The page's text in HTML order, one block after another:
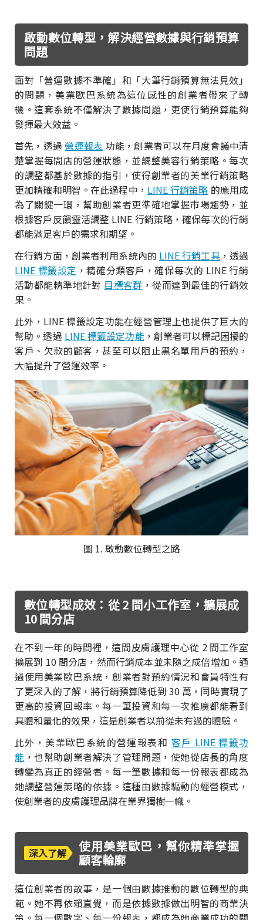
啟動數位轉型，解決經營數據與行銷預算
問題
面對「營運數據不準確」和「大筆行銷預算無法見效」
的問題，美業歐巴系統為這位感性的創業者帶來了轉
機。這套系統不僅解決了數據問題，更使行銷預算能夠
發揮最大效益。
首先，透過營運報表 功能，創業者可以在月度會議中清
楚掌握每間店的營運狀態，並調整美容行銷策略。每次
的調整都基於數據的指引，使得創業者的美業行銷策略
更加精確和明智。在此過程中， LINE 行銷策略 的應用成
為了關鍵一環，幫助創業者更準確地掌握市場趨勢，並
根據客戶反饋靈活調整 LINE 行銷策略，確保每次的行銷
都能滿足客戶的需求和期望。
在行銷方面，創業者利用系統內的 LINE 行銷工具，透過
LINE 標籤設定 ，精確分類客戶，確保每次的 LINE 行銷
活動都能精準地針對 目標客群 ，從而達到最佳的行銷效
果。
此外，LINE 標籤設定功能在經營管理上也提供了巨大的
幫助。透過 LINE 標籤設定功能，創業者可以標記困擾的
客戶、欠款的顧客，甚至可以阻止黑名單用戶的預約，
大幅提升了營運效率。
圖 1. 啟動數位轉型之路
數位轉型成效：從 2 間小工作室，擴展成
10 間分店
在不到一年的時間裡，這間皮膚護理中心從 2 間工作室
擴展到 10 間分店，然而行銷成本並未隨之成倍增加。通
過使用美業歐巴系統，創業者對預約情況和會員特性有
了更深入的了解，將行銷預算降低到 30 萬，同時實現了
更高的投資回報率。每一筆投資和每一次推廣都能看到
具體和量化的效果，這是創業者以前從未有過的體驗。
此外，美業歐巴系統的營運報表和 客戶 LINE 標籤功
能 ，也幫助創業者解決了管理問題，使她從店長的角度
轉變為真正的經營者。每一筆數據和每一份報表都成為
她調整營運策略的依據。這種由數據驅動的經營模式，
使創業者的皮膚護理品牌在業界獨樹一幟。
深入了解
使用美業歐巴，幫你精準掌握
顧客輪廓
這位創業者的故事，是一個由數據推動的數位轉型的典
範。她不再依賴直覺，而是依據數據做出明智的商業決